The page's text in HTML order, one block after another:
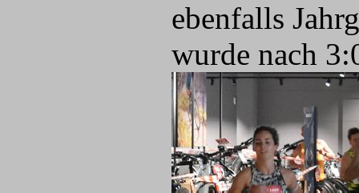
ebenfalls
wurde nach